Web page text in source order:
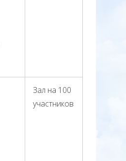
Зал на 100
участников